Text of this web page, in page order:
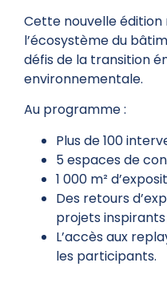
Cette nouvelle édition
l’écosystème du
défis de la transition
environnementale.
Au programme :
Plus de 100
5 espaces de
1 000 m²
Des retours
projets inspirants
L’accès aux
les participants.